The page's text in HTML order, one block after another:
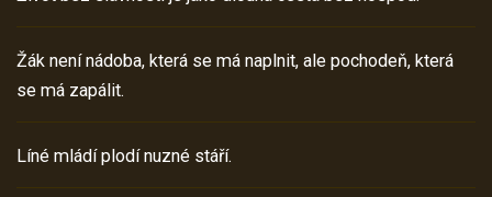
Žák není nádoba, která se má naplnit, ale pochodeň, která
se má zapálit.
Líné mládí plodí nuzné stáří.